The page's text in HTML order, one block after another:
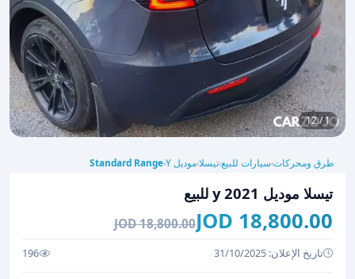
1 / 12
طرق ومحركات›سيارات للبيع›تيسلا›موديل Y ›
Standard Range
تيسلا موديل y 2021 للبيع
18,800.00 JOD
18,800.00 JOD
تاريخ الإعلان: 31/10/2025 196